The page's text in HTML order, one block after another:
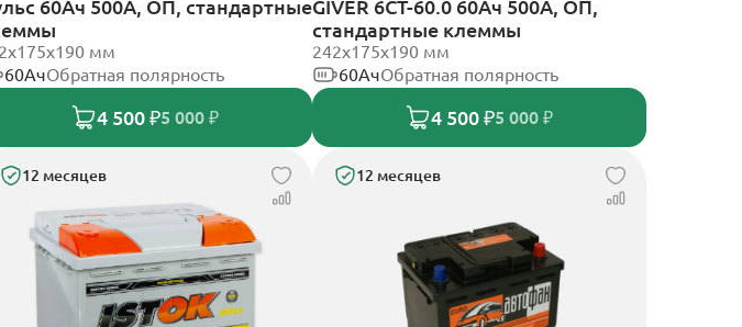
60Ач 500А, ОП, стандартные
мм
60АчОбратная полярность
4 500 ₽5 000 ₽
GIVER 6СТ-60.0 60Ач 500А, ОП,
стандартные клеммы
242х175х190 мм
60АчОбратная полярность
4 500 ₽5 000 ₽
12 месяцев 12 месяцев